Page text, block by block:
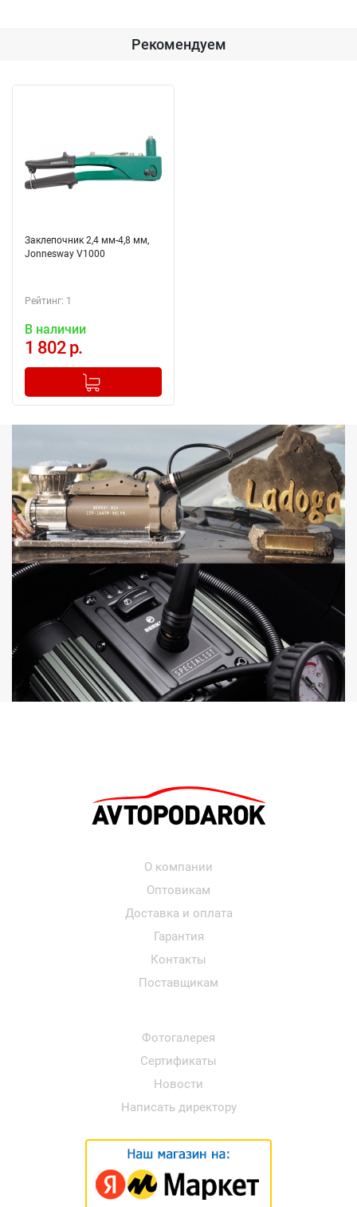
Рекомендуем
Заклепочник 2,4 мм-4,8 мм,
Jonnesway V1000
Рейтинг: 1
В наличии
1 802 р.
+
Добавлено в корзину
О компании
Оптовикам
Доставка и оплата
Гарантия
Контакты
Поставщикам
Фотогалерея
Сертификаты
Новости
Написать директору